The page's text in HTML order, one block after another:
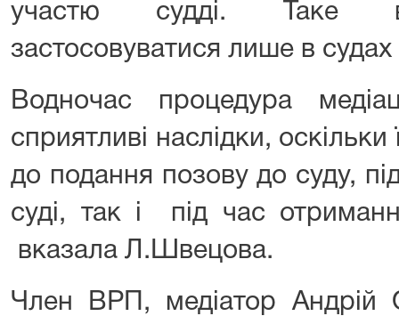
участю судді. Таке
застосовуватися лише в судах
Водночас процедура
сприятливі наслідки,
до подання позову до суду,
суді, так і під час
вказала Л.Швецова.
Член ВРП, медіатор Андрій